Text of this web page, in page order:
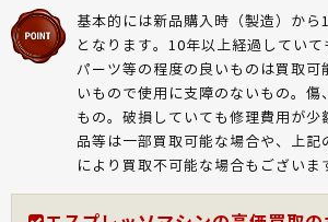
基本的には新品購入時（製造）か
となります。10年以上経過してい
パーツ等の程度の良いものは買取可
いもので使用に支障のないもの。傷
もの。破損していても修理費用が少
品等は一部買取可能な場合や、上記
により買取不可能な場合もございま